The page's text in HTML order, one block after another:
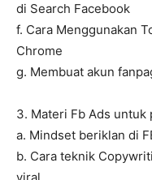
di Search Facebook
f. Cara Menggunakan
Chrome
g. Membuat akun
3. Materi Fb Ads untuk
a. Mindset beriklan di
b. Cara teknik